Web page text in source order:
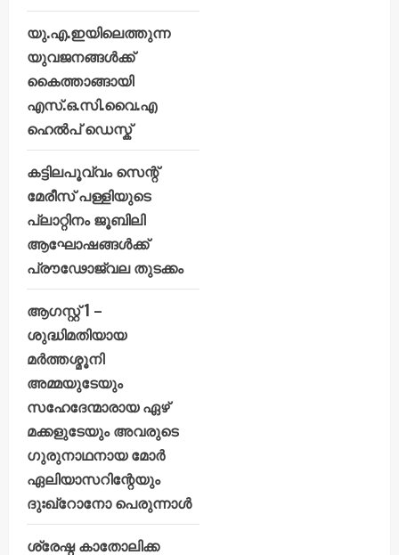
യു.എ.ഇയിലെത്തുന്ന
യുവജനങ്ങൾക്ക്
കൈത്താങ്ങായി
എസ്.ഒ.സി.വൈ.എ
ഹെൽപ് ഡെസ്ക്
കട്ടിലപൂവ്വം സെന്റ്
മേരീസ് പള്ളിയുടെ
പ്ലാറ്റിനം ജൂബിലി
ആഘോഷങ്ങൾക്ക്
പ്രൗഢോജ്വല തുടക്കം
ആഗസ്റ്റ് 1 –
ശുദ്ധിമതിയായ
മർത്തശ്മൂനി
അമ്മയുടേയും
സഹേദേന്മാരായ ഏഴ്
മക്കളുടേയും അവരുടെ
ഗുരുനാഥനായ മോർ
ഏലിയാസറിന്റേയും
ദുഃഖ്റോനോ പെരുന്നാൾ
ശ്രേഷ്ഠ കാതോലിക്ക